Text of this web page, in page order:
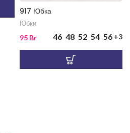
917 Юбка
Юбки
95 Br 46 48 52 54 56 +3